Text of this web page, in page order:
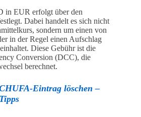
in EUR erfolgt über den
Dabei handelt es sich nicht
sondern um einen von
in der Regel einen Aufschlag
Diese Gebühr ist die
Conversion (DCC), die
berechnet.
Eintrag löschen –